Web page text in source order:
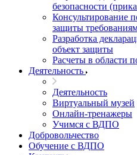
безопасности
Консультирование
защиты
Разработка
объект защиты
Расчеты в области
Деятельность
Деятельность
Виртуальный музей
Онлайн-тренажеры
Учимся с ВДПО
Добровольчество
Обучение с ВДПО